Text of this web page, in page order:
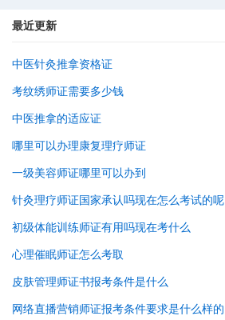
最近更新
中医针灸推拿资格证
考纹绣师证需要多少钱
中医推拿的适应证
哪里可以办理康复理疗师证
一级美容师证哪里可以办到
针灸理疗师证国家承认吗现在怎么考试的呢
初级体能训练师证有用吗现在考什么
心理催眠师证怎么考取
皮肤管理师证书报考条件是什么
网络直播营销师证报考条件要求是什么样的